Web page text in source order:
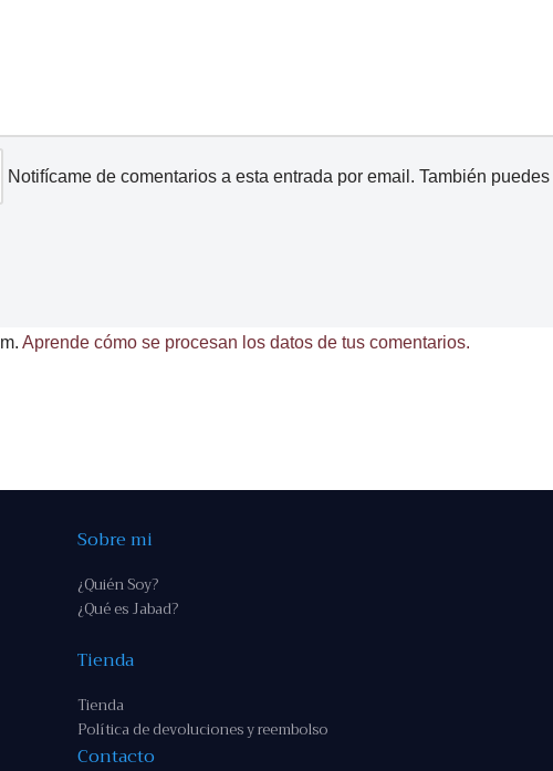
Notifícame de comentarios a esta entrada por email. También puedes
Aprende cómo se procesan los datos de tus comentarios.
Sobre mi
¿Quién Soy?
¿Qué es Jabad?
Tienda
Tienda
Política de devoluciones y reembolso
Contacto